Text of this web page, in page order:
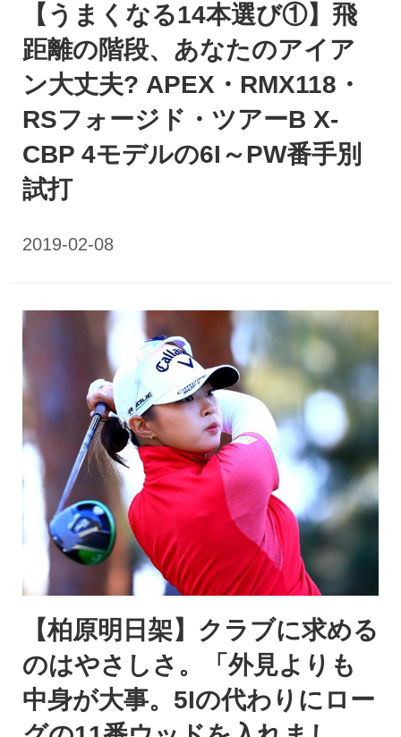
【うまくなる14本選び①】飛
距離の階段、あなたのアイア
ン大丈夫? APEX・RMX118・
RSフォージド・ツアーB X-
CBP 4モデルの6I～PW番手別
試打
【柏原明日架】クラブに求める
のはやさしさ。「外見よりも
中身が大事。5Iの代わりにロー